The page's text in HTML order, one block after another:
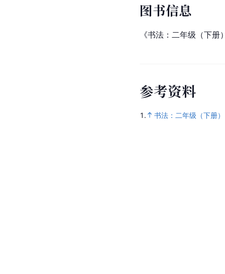
图书信息
《书法：二年级（下
参考资料
1. 书法：二年级（下册）